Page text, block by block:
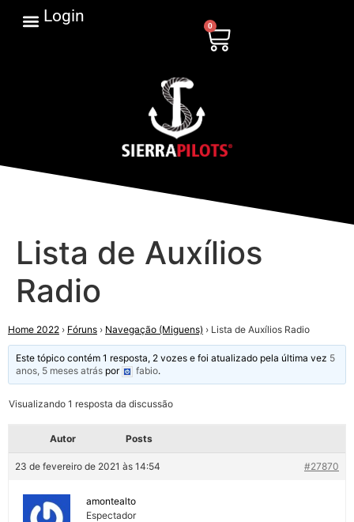
Login
0
Lista de Auxílios
Radio
Home 2022 › Fóruns › Navegação (Miguens) › Lista de Auxílios Radio
Este tópico contém 1 resposta, 2 vozes e foi atualizado pela última vez 5
anos, 5 meses atrás por fabio.
Visualizando 1 resposta da discussão
Autor Posts
23 de fevereiro de 2021 às 14:54 #27870
amontealto
Espectador